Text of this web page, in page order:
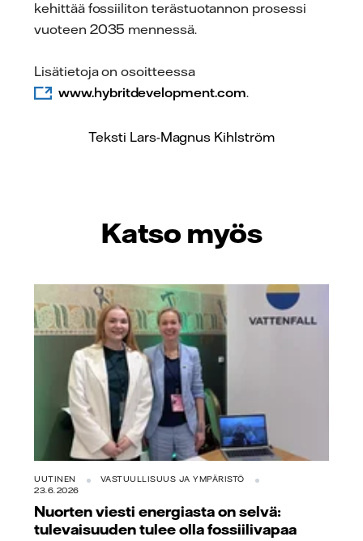
kehittää fossiiliton terästuotannon prosessi
vuoteen 2035 mennessä.
Lisätietoja on osoitteessa
www.hybritdevelopment.com.
Teksti Lars-Magnus Kihlström
Katso myös
UUTINEN
VASTUULLISUUS JA YMPÄRISTÖ
23.6.2026
Nuorten viesti energiasta on selvä:
tulevaisuuden tulee olla fossiilivapaa